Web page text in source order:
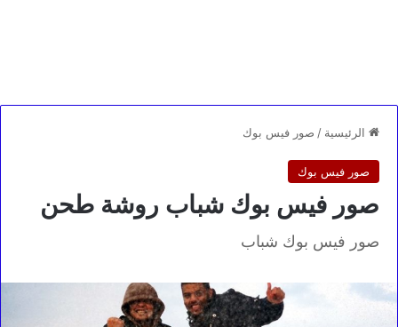
الرئيسية / صور فيس بوك
صور فيس بوك
صور فيس بوك شباب روشة طحن
صور فيس بوك شباب